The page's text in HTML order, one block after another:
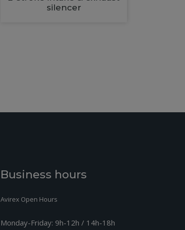
silencer
Business hours
Avirex Open Hours
Monday-Friday: 9h-12h / 14h-18h